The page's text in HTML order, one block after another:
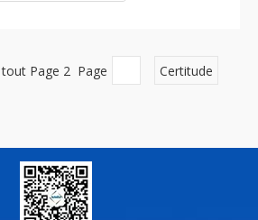
tout Page 2 Page Certitude